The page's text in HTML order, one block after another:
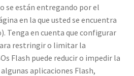
se están entregando por el
en la que usted se encuentra
Tenga en cuenta que configurar
restringir o limitar la
Flash puede reducir o impedir la
aplicaciones Flash,